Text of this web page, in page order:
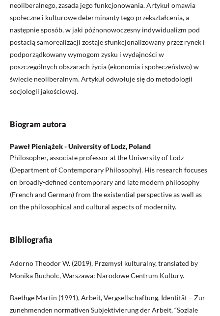
neoliberalnego, zasada jego funkcjonowania. Artykuł omawia
społeczne i kulturowe determinanty tego przekształcenia, a
następnie sposób, w jaki późnonowoczesny indywidualizm pod
postacią samorealizacji zostaje sfunkcjonalizowany przez rynek i
podporządkowany wymogom zysku i wydajności w
poszczególnych obszarach życia (ekonomia i społeczeństwo) w
świecie neoliberalnym. Artykuł odwołuje się do metodologii
socjologii jakościowej.
Biogram autora
Paweł Pieniążek - University of Lodz, Poland
Philosopher, associate professor at the University of Lodz
(Department of Contemporary Philosophy). His research focuses
on broadly-defined contemporary and late modern philosophy
(French and German) from the existential perspective as well as
on the philosophical and cultural aspects of modernity.
Bibliografia
Adorno Theodor W. (2019), Przemysł kulturalny, translated by
Monika Bucholc, Warszawa: Narodowe Centrum Kultury.
Baethge Martin (1991), Arbeit, Vergsellschaftung, Identität – Zur
zunehmenden normativen Subjektivierung der Arbeit, “Soziale